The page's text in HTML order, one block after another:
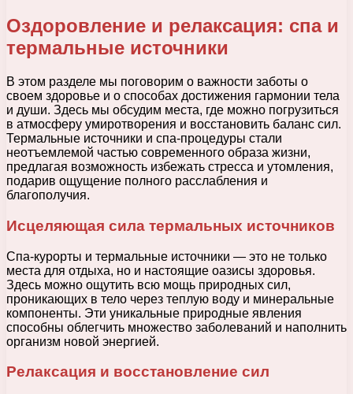
Оздоровление и релаксация: спа и
термальные источники
В этом разделе мы поговорим о важности заботы о
своем здоровье и о способах достижения гармонии тела
и души. Здесь мы обсудим места, где можно погрузиться
в атмосферу умиротворения и восстановить баланс сил.
Термальные источники и спа-процедуры стали
неотъемлемой частью современного образа жизни,
предлагая возможность избежать стресса и утомления,
подарив ощущение полного расслабления и
благополучия.
Исцеляющая сила термальных источников
Спа-курорты и термальные источники — это не только
места для отдыха, но и настоящие оазисы здоровья.
Здесь можно ощутить всю мощь природных сил,
проникающих в тело через теплую воду и минеральные
компоненты. Эти уникальные природные явления
способны облегчить множество заболеваний и наполнить
организм новой энергией.
Релаксация и восстановление сил